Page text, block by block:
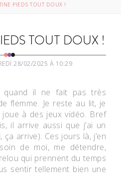
PIEDS TOUT DOUX !
TOUT DOUX !
28/02/2025 À 10:29
quand il ne fait pas très
flemme. Je reste au lit, je
à des jeux vidéo. Bref
il arrive aussi que j’ai un
arrive). Ces jours là, j’en
de moi, me détendre,
qui prennent du temps
sentir tellement bien une